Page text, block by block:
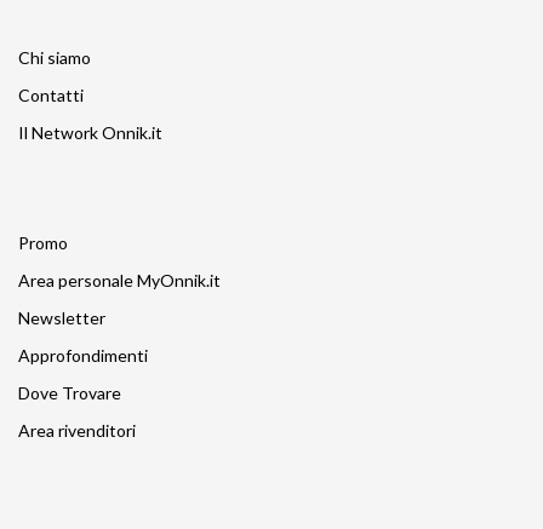
Chi siamo
Contatti
Il Network Onnik.it
Promo
Area personale MyOnnik.it
Newsletter
Approfondimenti
Dove Trovare
Area rivenditori